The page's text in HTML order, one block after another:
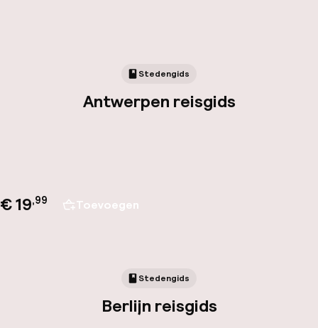
Stedengids
Antwerpen reisgids
€ 19,99 Toevoegen
Stedengids
Berlijn reisgids